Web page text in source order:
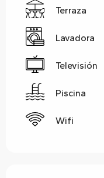
Terraza
Lavadora
Televisión
Piscina
Wifi